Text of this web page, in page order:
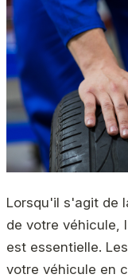
Lorsqu'il s'agit de
de votre véhicule,
est essentielle.
votre véhicule en